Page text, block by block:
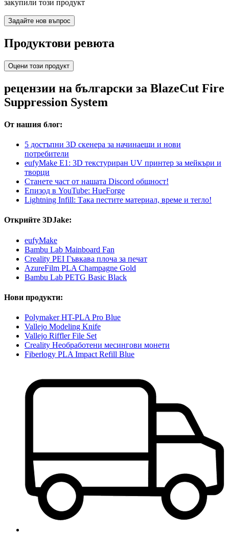
закупили този продукт
Задайте нов въпрос
Продуктови ревюта
Оцени този продукт
рецензии на български за BlazeCut Fire
Suppression System
От нашия блог:
5 достъпни 3D скенера за начинаещи и нови
потребители
eufyMake E1: 3D текстуриран UV принтер за мейкъри и
творци
Станете част от нашата Discord общност!
Епизод в YouTube: HueForge
Lightning Infill: Така пестите материал, време и тегло!
Открийте 3DJake:
eufyMake
Bambu Lab Mainboard Fan
Creality PEI Гъвкава плоча за печат
AzureFilm PLA Champagne Gold
Bambu Lab PETG Basic Black
Нови продукти:
Polymaker HT-PLA Pro Blue
Vallejo Modeling Knife
Vallejo Riffler File Set
Creality Необработени месингови монети
Fiberlogy PLA Impact Refill Blue